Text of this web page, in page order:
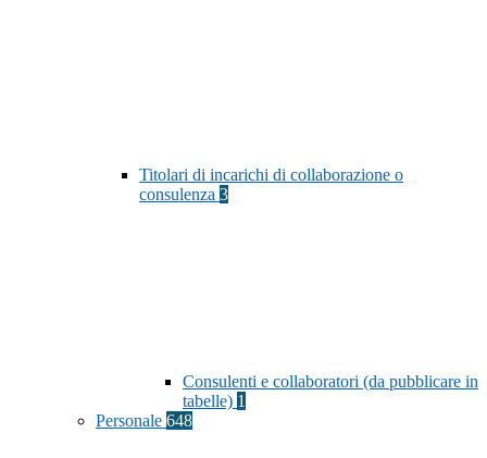
Titolari di incarichi di collaborazione o
consulenza 3
Consulenti e collaboratori (da pubblicare in
tabelle) 1
Personale 648